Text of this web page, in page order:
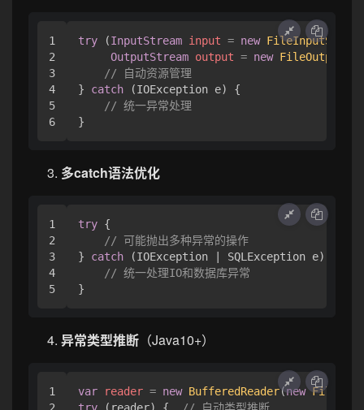
1
2
3
4
5
try (InputStream input = new FileInputStream
OutputStream output = new
// 自动资源管理
} catch (IOException e) {
// 统一异常处理
多catch语法优化
1
2
3
4
try {
// 可能抛出多种异常的操作
} catch (IOException | SQLException e) {
// 统一处理IO和数据库异常
异常类型推断 （Java10+）
1
var reader = new BufferedReader(new